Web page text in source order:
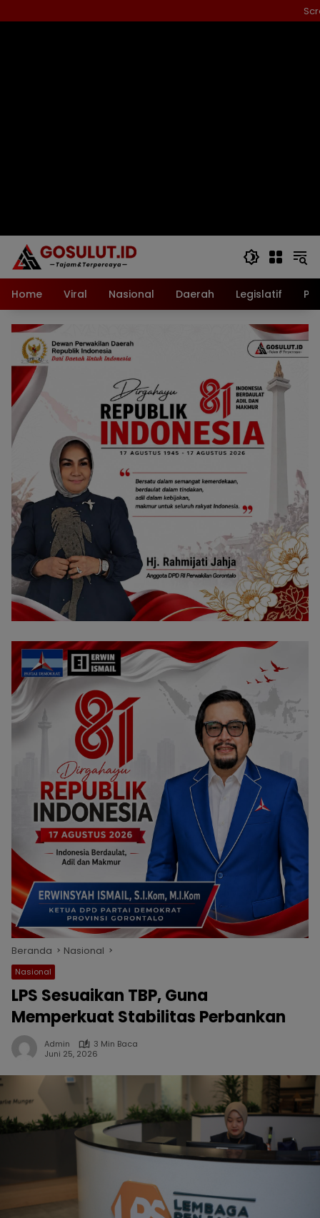
ke
Home Viral Nasional Daerah Legislatif
Beranda Nasional
Nasional
LPS Sesuaikan TBP, Guna
Memperkuat Stabilitas Perbankan
Admin
3 Min Baca
Juni 25, 2026